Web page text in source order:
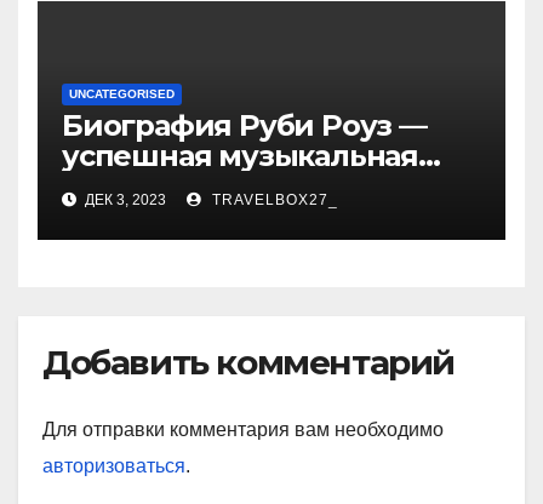
UNCATEGORISED
Биография Руби Роуз —
успешная музыкальная
карьера, личная жизнь и
знаковые достижения
ДЕК 3, 2023 TRAVELBOX27_
Добавить комментарий
Для отправки комментария вам необходимо
авторизоваться.